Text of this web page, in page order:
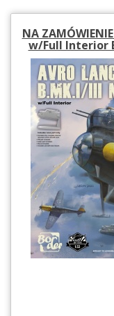
NA
w/Full Interior